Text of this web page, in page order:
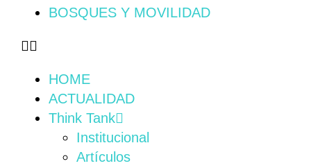
BOSQUES Y MOVILIDAD
HOME
ACTUALIDAD
Think Tank
Institucional
Artículos